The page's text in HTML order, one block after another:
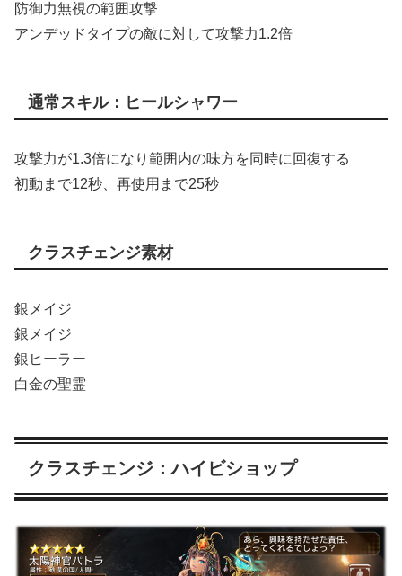
防御力無視の範囲攻撃
アンデッドタイプの敵に対して攻撃力1.2倍
通常スキル：ヒールシャワー
攻撃力が1.3倍になり範囲内の味方を同時に回復する
初動まで12秒、再使用まで25秒
クラスチェンジ素材
銀メイジ
銀メイジ
銀ヒーラー
白金の聖霊
クラスチェンジ：ハイビショップ